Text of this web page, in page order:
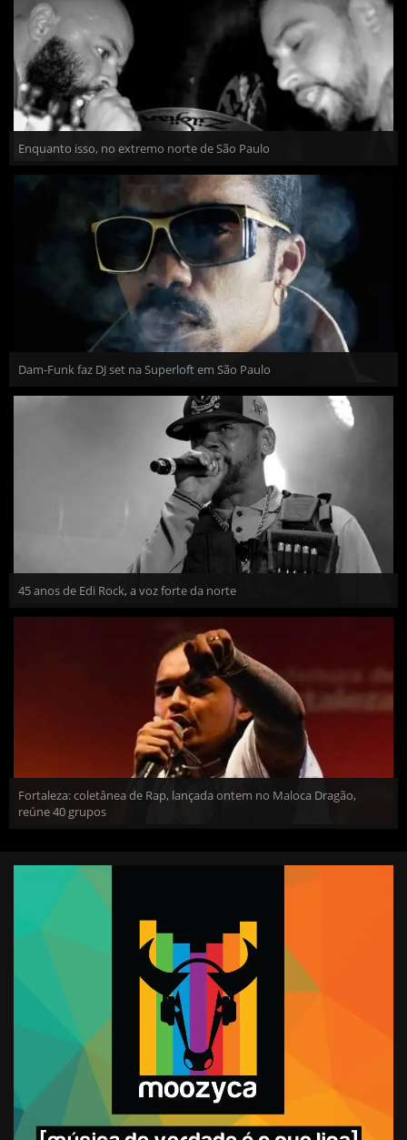
Enquanto isso, no extremo norte de São Paulo
Dam-Funk faz DJ set na Superloft em São Paulo
45 anos de Edi Rock, a voz forte da norte
Fortaleza: coletânea de Rap, lançada ontem no Maloca Dragão,
reúne 40 grupos